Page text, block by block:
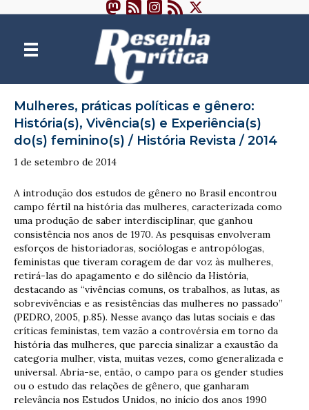
Mulheres, práticas políticas e gênero:
História(s), Vivência(s) e Experiência(s)
do(s) feminino(s) / História Revista / 2014
1 de setembro de 2014
A introdução dos estudos de gênero no Brasil encontrou
campo fértil na história das mulheres, caracterizada como
uma produção de saber interdisciplinar, que ganhou
consistência nos anos de 1970. As pesquisas envolveram
esforços de historiadoras, sociólogas e antropólogas,
feministas que tiveram coragem de dar voz às mulheres,
retirá-las do apagamento e do silêncio da História,
destacando as “vivências comuns, os trabalhos, as lutas, as
sobrevivências e as resistências das mulheres no passado”
(PEDRO, 2005, p.85). Nesse avanço das lutas sociais e das
críticas feministas, tem vazão a controvérsia em torno da
história das mulheres, que parecia sinalizar a exaustão da
categoria mulher, vista, muitas vezes, como generalizada e
universal. Abria-se, então, o campo para os gender studies
ou o estudo das relações de gênero, que ganharam
relevância nos Estudos Unidos, no início dos anos 1990